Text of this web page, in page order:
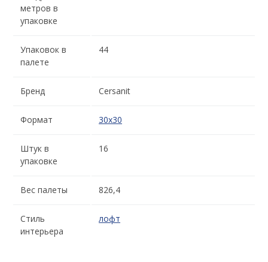
метров в
упаковке
Упаковок в
палете
44
Бренд Cersanit
Формат 30x30
Штук в
упаковке
16
Вес палеты 826,4
Стиль
интерьера
лофт